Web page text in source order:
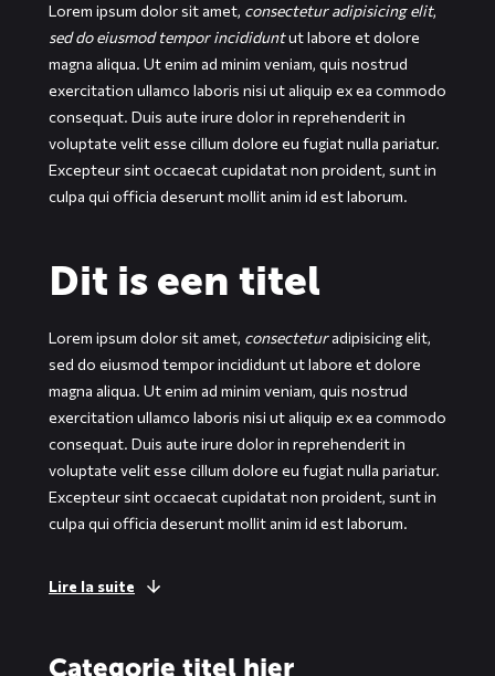
Lorem ipsum dolor sit amet, consectetur adipisicing elit,
sed do eiusmod tempor incididuntut labore et dolore
magna aliqua. Ut enim ad minim veniam, quis nostrud
exercitation ullamco laboris nisi ut aliquip ex ea commodo
consequat. Duis aute irure dolor in reprehenderit in
voluptate velit esse cillum dolore eu fugiat nulla pariatur.
Excepteur sint occaecat cupidatat non proident, sunt in
culpa qui officia deserunt mollit anim id est laborum.
Dit is een titel
Lorem ipsum dolor sit amet, consecteturadipisicing elit,
sed do eiusmod tempor incididunt ut labore et dolore
magna aliqua. Ut enim ad minim veniam, quis nostrud
exercitation ullamco laboris nisi ut aliquip ex ea commodo
consequat. Duis aute irure dolor in reprehenderit in
voluptate velit esse cillum dolore eu fugiat nulla pariatur.
Excepteur sint occaecat cupidatat non proident, sunt in
culpa qui officia deserunt mollit anim id est laborum.
Lire la suite
Categorie titel hier